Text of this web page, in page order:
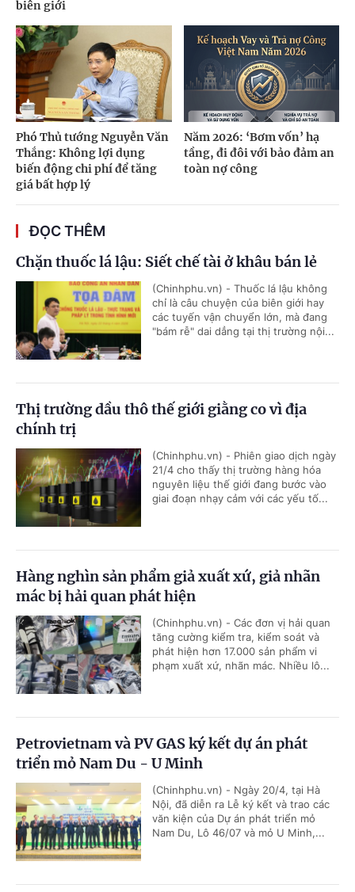
biên giới
Phó Thủ tướng Nguyễn Văn
Thắng: Không lợi dụng
biến động chi phí để tăng
giá bất hợp lý
Năm 2026: ‘Bơm vốn’ hạ
tầng, đi đôi với bảo đảm an
toàn nợ công
ĐỌC THÊM
Chặn thuốc lá lậu: Siết chế tài ở khâu bán lẻ
(Chinhphu.vn) - Thuốc lá lậu không
chỉ là câu chuyện của biên giới hay
các tuyến vận chuyển lớn, mà đang
"bám rễ" dai dẳng tại thị trường nội...
Thị trường dầu thô thế giới giằng co vì địa
chính trị
(Chinhphu.vn) - Phiên giao dịch ngày
21/4 cho thấy thị trường hàng hóa
nguyên liệu thế giới đang bước vào
giai đoạn nhạy cảm với các yếu tố...
Hàng nghìn sản phẩm giả xuất xứ, giả nhãn
mác bị hải quan phát hiện
(Chinhphu.vn) - Các đơn vị hải quan
tăng cường kiểm tra, kiểm soát và
phát hiện hơn 17.000 sản phẩm vi
phạm xuất xứ, nhãn mác. Nhiều lô...
Petrovietnam và PV GAS ký kết dự án phát
triển mỏ Nam Du - U Minh
(Chinhphu.vn) - Ngày 20/4, tại Hà
Nội, đã diễn ra Lễ ký kết và trao các
văn kiện của Dự án phát triển mỏ
Nam Du, Lô 46/07 và mỏ U Minh,...